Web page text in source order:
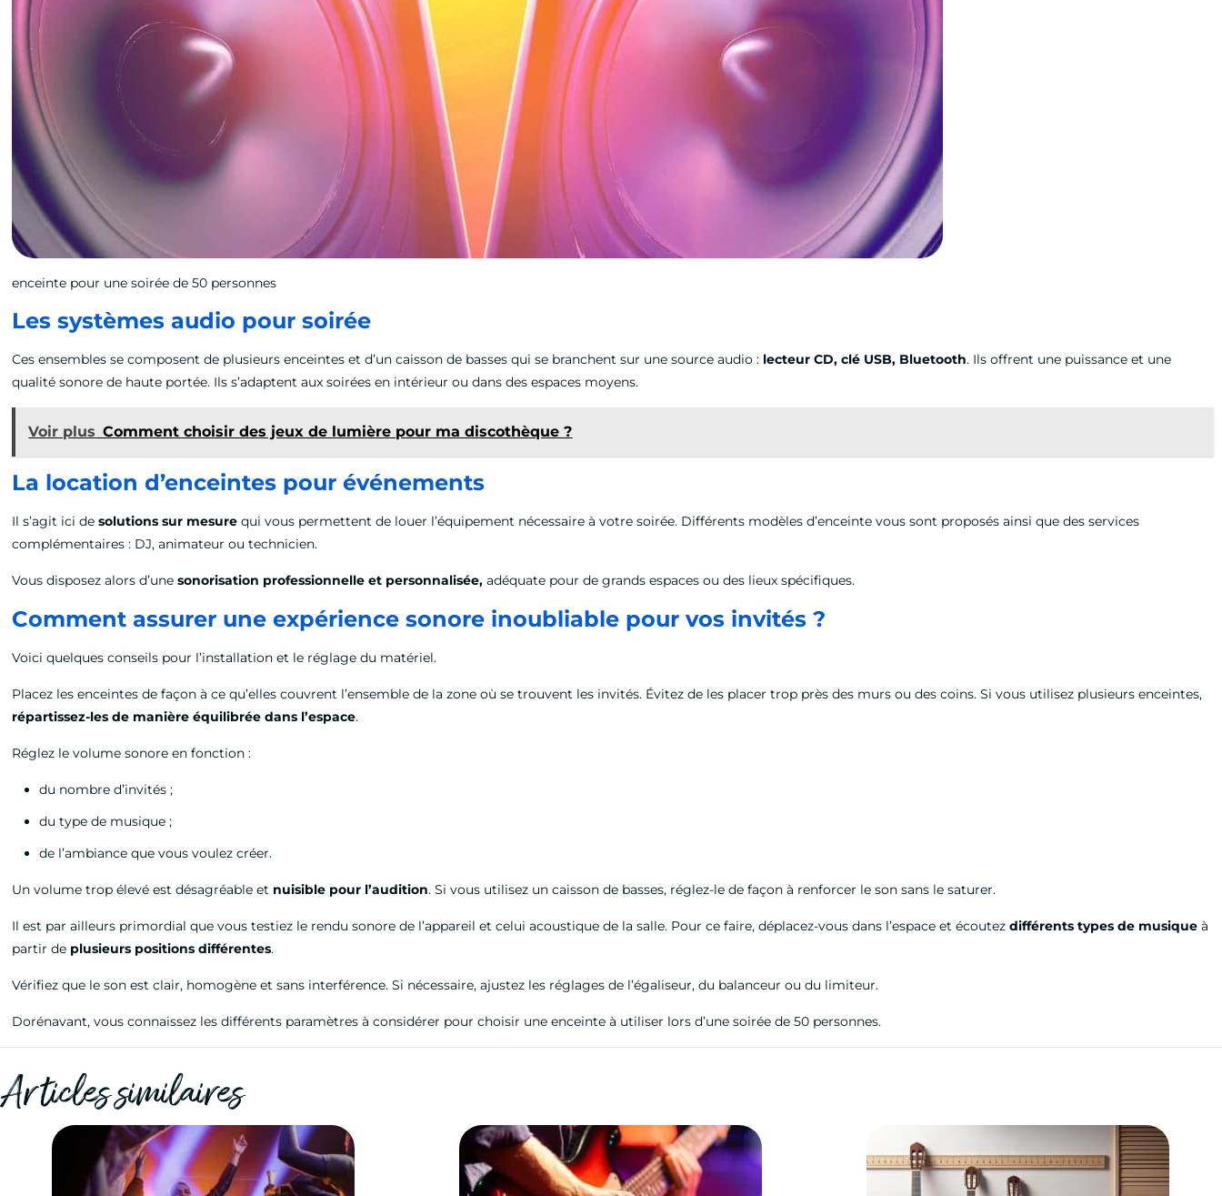
enceinte pour une soirée de 50 personnes
Les systèmes audio pour soirée
Ces ensembles se composent de plusieurs enceintes et d’un caisson de basses qui se branchent sur une source audio : lecteur CD, clé USB, Bluetooth. Ils offrent une puissance et une
qualité sonore de haute portée. Ils s’adaptent aux soirées en intérieur ou dans des espaces moyens.
Voir plus Comment choisir des jeux de lumière pour ma discothèque ?
La location d’enceintes pour événements
Il s’agit ici desolutions sur mesure qui vous permettent de louer l’équipement nécessaire à votre soirée. Différents modèles d’enceinte vous sont proposés ainsi que des services
complémentaires : DJ, animateur ou technicien.
Vous disposez alors d’unesonorisation professionnelle et personnalisée, adéquate pour de grands espaces ou des lieux spécifiques.
Comment assurer une expérience sonore inoubliable pour vos invités ?
Voici quelques conseils pour l’installation et le réglage du matériel.
Placez les enceintes de façon à ce qu’elles couvrent l’ensemble de la zone où se trouvent les invités. Évitez de les placer trop près des murs ou des coins. Si vous utilisez plusieurs enceintes,
répartissez-les de manière équilibrée dans l’espace.
Réglez le volume sonore en fonction :
du nombre d’invités ;
du type de musique ;
de l’ambiance que vous voulez créer.
Un volume trop élevé est désagréable et nuisible pour l’audition. Si vous utilisez un caisson de basses, réglez-le de façon à renforcer le son sans le saturer.
Il est par ailleurs primordial que vous testiez le rendu sonore de l’appareil et celui acoustique de la salle. Pour ce faire, déplacez-vous dans l’espace et écoutezdifférents types de musique à
partir de plusieurs positions différentes.
Vérifiez que le son est clair, homogène et sans interférence. Si nécessaire, ajustez les réglages de l’égaliseur, du balanceur ou du limiteur.
Dorénavant, vous connaissez les différents paramètres à considérer pour choisir une enceinte à utiliser lors d’une soirée de 50 personnes.
Articles similaires